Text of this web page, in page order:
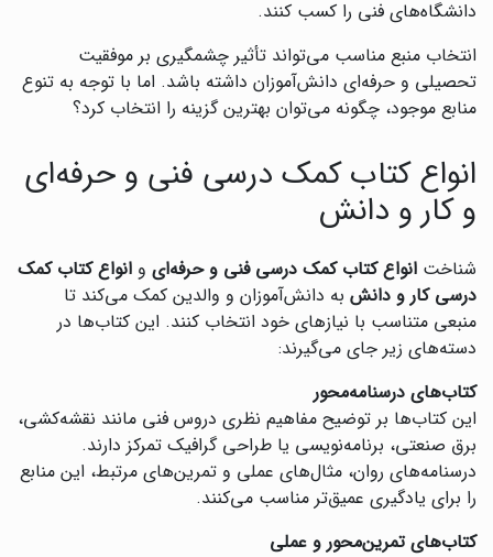
دانشگاه‌های فنی را کسب کنند.
انتخاب منبع مناسب می‌تواند تأثیر چشمگیری بر موفقیت
تحصیلی و حرفه‌ای دانش‌آموزان داشته باشد. اما با توجه به تنوع
منابع موجود، چگونه می‌توان بهترین گزینه را انتخاب کرد؟
انواع کتاب کمک درسی فنی و حرفه‌ای
و کار و دانش
شناخت انواع کتاب کمک درسی فنی و حرفه‌ای و انواع کتاب کمک
درسی کار و دانش به دانش‌آموزان و والدین کمک می‌کند تا
منبعی متناسب با نیازهای خود انتخاب کنند. این کتاب‌ها در
دسته‌های زیر جای می‌گیرند:
کتاب‌های درسنامه‌محور
این کتاب‌ها بر توضیح مفاهیم نظری دروس فنی مانند نقشه‌کشی،
برق صنعتی، برنامه‌نویسی یا طراحی گرافیک تمرکز دارند.
درسنامه‌های روان، مثال‌های عملی و تمرین‌های مرتبط، این منابع
را برای یادگیری عمیق‌تر مناسب می‌کنند.
کتاب‌های تمرین‌محور و عملی